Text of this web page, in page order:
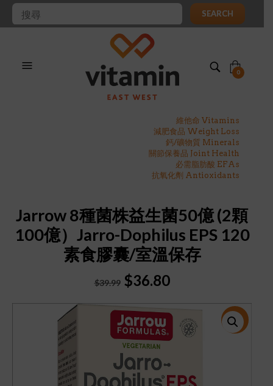
SEARCH
0
維他命 Vitamins
減肥食品 Weight Loss
鈣/礦物質 Minerals
關節保養品 Joint Health
必需脂肪酸 EFAs
抗氧化劑 Antioxidants
Jarrow 8種菌株益生菌50億 (2顆
100億）Jarro-Dophilus EPS 120
素食膠囊/室溫保存
$39.99 Original
was:
$39.99.
$36.80Current
is:
$36.80.
特價!